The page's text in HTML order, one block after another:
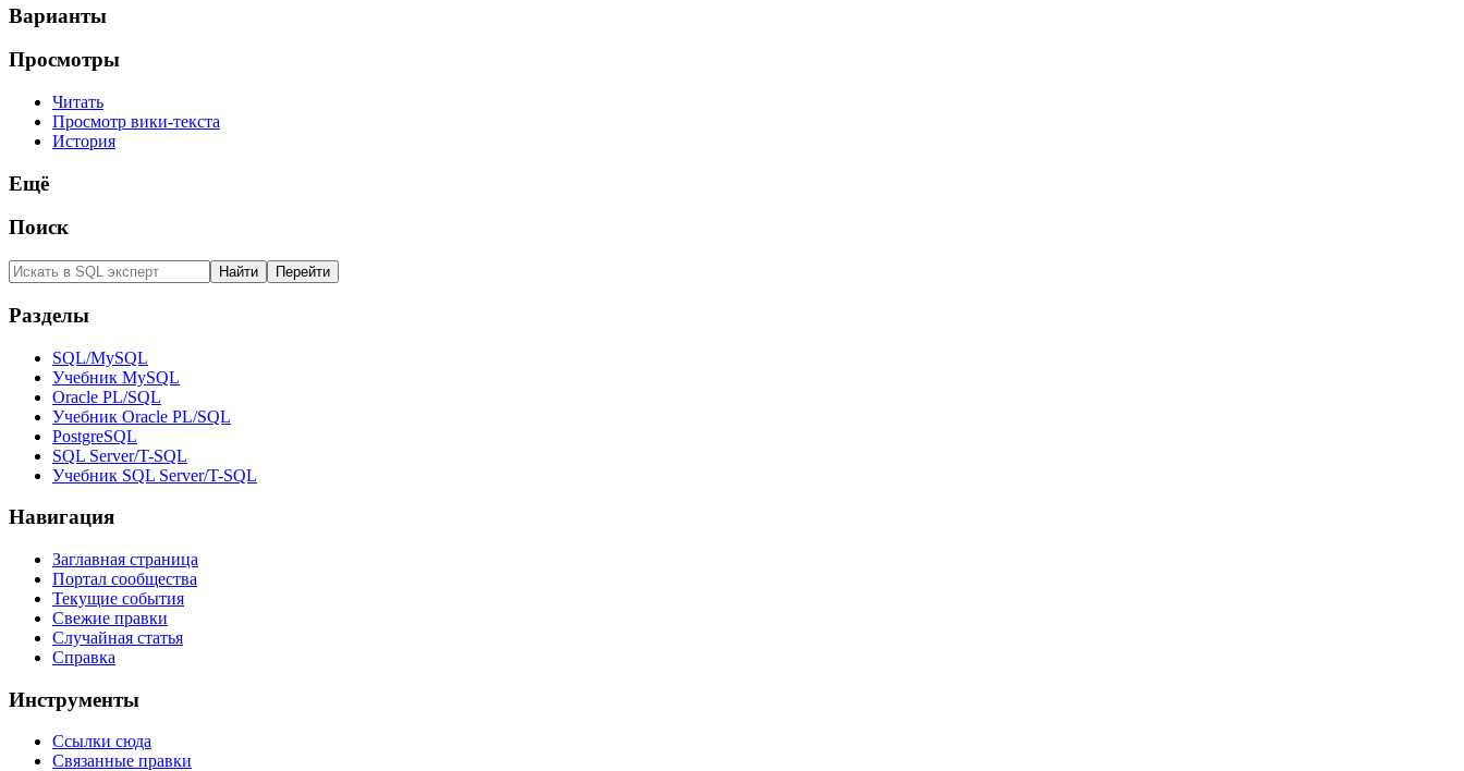
Варианты
Просмотры
Читать
Просмотр вики-текста
История
Ещё
Поиск
Разделы
SQL/MySQL
Учебник MySQL
Oracle PL/SQL
Учебник Oracle PL/SQL
PostgreSQL
SQL Server/T-SQL
Учебник SQL Server/T-SQL
Навигация
Заглавная страница
Портал сообщества
Текущие события
Свежие правки
Случайная статья
Справка
Инструменты
Ссылки сюда
Связанные правки